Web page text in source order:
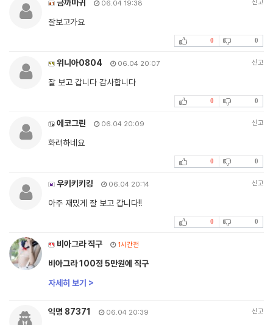
금까마귀 06.04 19:38 신고
잘보고가요
0 0
위니아0804 06.04 20:07 신고
잘 보고 갑니다 감사합니다
0 0
에코그린 06.04 20:09 신고
화려하네요
0 0
우키키키킹 06.04 20:14 신고
아주 재밌게 잘 보고 갑니다!!
0 0
비아그라 직구 1시간전
비아그라 100정 5만원에 직구
자세히 보기 >
익명 87371 06.04 20:39 신고